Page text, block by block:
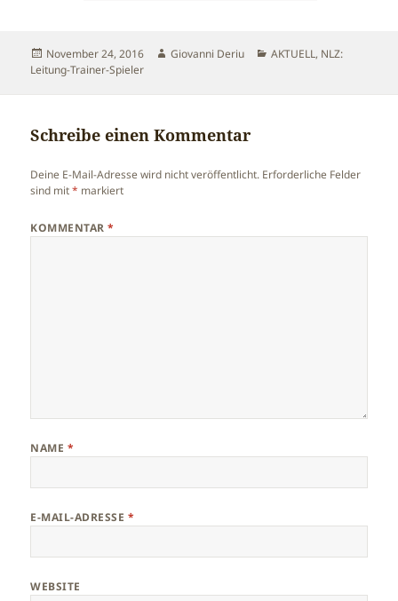
Veröffentlicht
am
November 24, 2016 Autor
Giovanni Deriu Kategorien
AKTUELL, NLZ:
Leitung-Trainer-Spieler
Schreibe einen Kommentar
Deine E-Mail-Adresse wird nicht veröffentlicht. Erforderliche Felder
sind mit* markiert
KOMMENTAR*
NAME *
E-MAIL-ADRESSE *
WEBSITE